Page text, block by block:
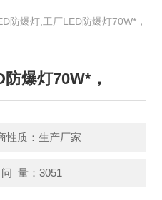
防爆灯,工厂LED防爆灯70W*，
爆灯70W*，
性质：生产厂家
量：3051